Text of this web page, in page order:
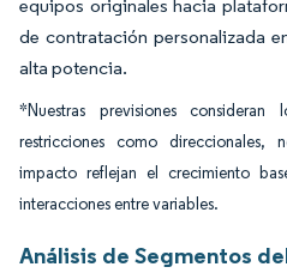
equipos originales hacia
de contratación personalizada
alta potencia.
*Nuestras previsiones
restricciones como direccionales,
impacto reflejan el crecimiento
interacciones entre variables.
Análisis de Segmentos